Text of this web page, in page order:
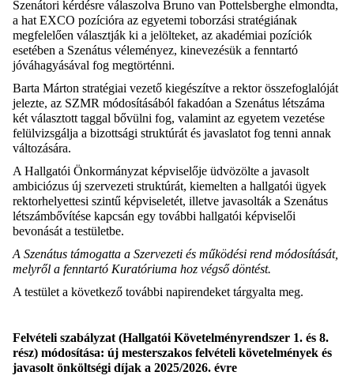
Szenátori kérdésre válaszolva Bruno van Pottelsberghe elmondta,
a hat EXCO pozícióra az egyetemi toborzási stratégiának
megfelelően választják ki a jelölteket, az akadémiai pozíciók
esetében a Szenátus véleményez, kinevezésük a fenntartó
jóváhagyásával fog megtörténni.
Barta Márton stratégiai vezető kiegészítve a rektor összefoglalóját
jelezte, az SZMR módosításából fakadóan a Szenátus létszáma
két választott taggal bővülni fog, valamint az egyetem vezetése
felülvizsgálja a bizottsági struktúrát és javaslatot fog tenni annak
változására.
A Hallgatói Önkormányzat képviselője üdvözölte a javasolt
ambiciózus új szervezeti struktúrát, kiemelten a hallgatói ügyek
rektorhelyettesi szintű képviseletét, illetve javasolták a Szenátus
létszámbővítése kapcsán egy további hallgatói képviselői
bevonását a testületbe.
A Szenátus támogatta a Szervezeti és működési rend módosítását,
melyről a fenntartó Kuratóriuma hoz végső döntést.
A testület a következő további napirendeket tárgyalta meg.
Felvételi szabályzat (Hallgatói Követelményrendszer 1. és 8.
rész) módosítása: új mesterszakos felvételi követelmények és
javasolt önköltségi díjak a 2025/2026. évre